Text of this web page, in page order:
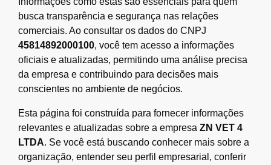
busca transparência e segurança nas relações
comerciais. Ao consultar os dados do CNPJ
45814892000100, você tem acesso a informações
oficiais e atualizadas, permitindo uma análise precisa
da empresa e contribuindo para decisões mais
conscientes no ambiente de negócios.
Esta página foi construída para fornecer informações
relevantes e atualizadas sobre a empresa ZN VET 4
LTDA. Se você está buscando conhecer mais sobre a
organização, entender seu perfil empresarial, conferir